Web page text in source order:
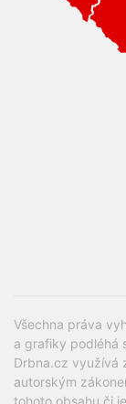
Všechna práva
a grafiky podléhá
Drbna.cz využívá
autorským